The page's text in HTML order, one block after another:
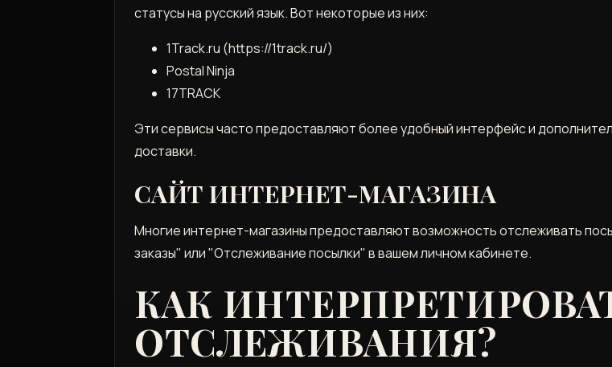
статусы на русский язык. Вот некоторые из них:
1Track.ru (https://1track.ru/)
Postal Ninja
17TRACK
Эти сервисы часто предоставляют более удобный интерфейс и
доставки.
САЙТ ИНТЕРНЕТ-МАГАЗИНА
Многие интернет-магазины предоставляют возможность отслеживать
заказы" или "Отслеживание посылки" в вашем личном кабинете.
КАК
ОТСЛЕЖИВАНИЯ?